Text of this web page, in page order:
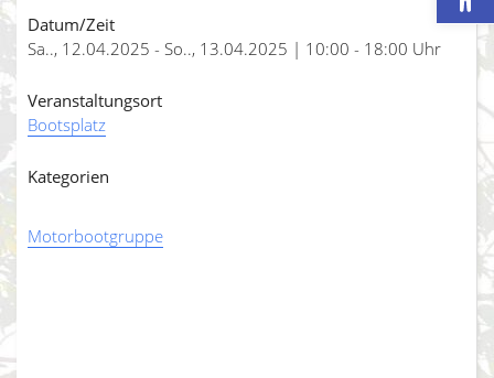
Datum/Zeit
Sa.., 12.04.2025 - So.., 13.04.2025 | 10:00 - 18:00 Uhr
Veranstaltungsort
Bootsplatz
Kategorien
Motorbootgruppe